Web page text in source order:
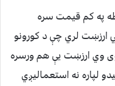
په كم قيمت سره
لري چې د كورونو
وي ارزښت يې هم ورسره
لپاره نه استعماليږي